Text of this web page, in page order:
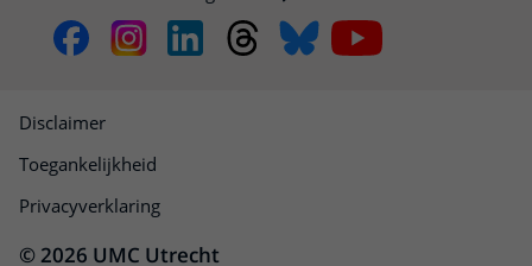
© 2026 UMC Utrecht
Disclaimer
Toegankelijkheid
Privacyverklaring